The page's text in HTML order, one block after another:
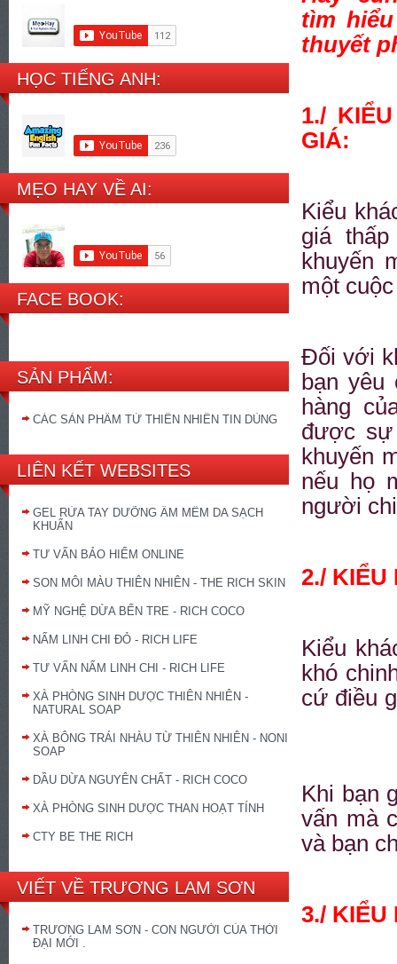
HỌC TIẾNG ANH:
MẸO HAY VỀ AI:
FACE BOOK:
SẢN PHẨM:
CÁC SẢN PHẨM TỪ THIÊN NHIÊN TIN DÙNG
LIÊN KẾT WEBSITES
GEL RỬA TAY DƯỠNG ẨM MỀM DA SẠCH
KHUẨN
TƯ VẤN BẢO HIỂM ONLINE
SON MÔI MÀU THIÊN NHIÊN - THE RICH SKIN
MỸ NGHỆ DỪA BẾN TRE - RICH COCO
NẤM LINH CHI ĐỎ - RICH LIFE
TƯ VẤN NẤM LINH CHI - RICH LIFE
XÀ PHÒNG SINH DƯỢC THIÊN NHIÊN -
NATURAL SOAP
XÀ BÔNG TRÁI NHÀU TỪ THIÊN NHIÊN - NONI
SOAP
DẦU DỪA NGUYÊN CHẤT - RICH COCO
XÀ PHÒNG SINH DƯỢC THAN HOẠT TÍNH
CTY BE THE RICH
VIẾT VỀ TRƯƠNG LAM SƠN
TRƯƠNG LAM SƠN - CON NGƯỜI CỦA THỜI
ĐẠI MỚI .
tìm
thuyết
1./
GIÁ:
Kiểu
giá
khuyến
một
Đối với
bạn yêu
hàng
được
khuyến
nếu họ
người
2./ KIỂU
Kiểu
khó
cứ điều
Khi bạn
vấn mà
và bạn
3./ KIỂU